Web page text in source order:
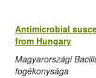
Antimicrobial
from Hungary
Magyarországi
fogékonysága